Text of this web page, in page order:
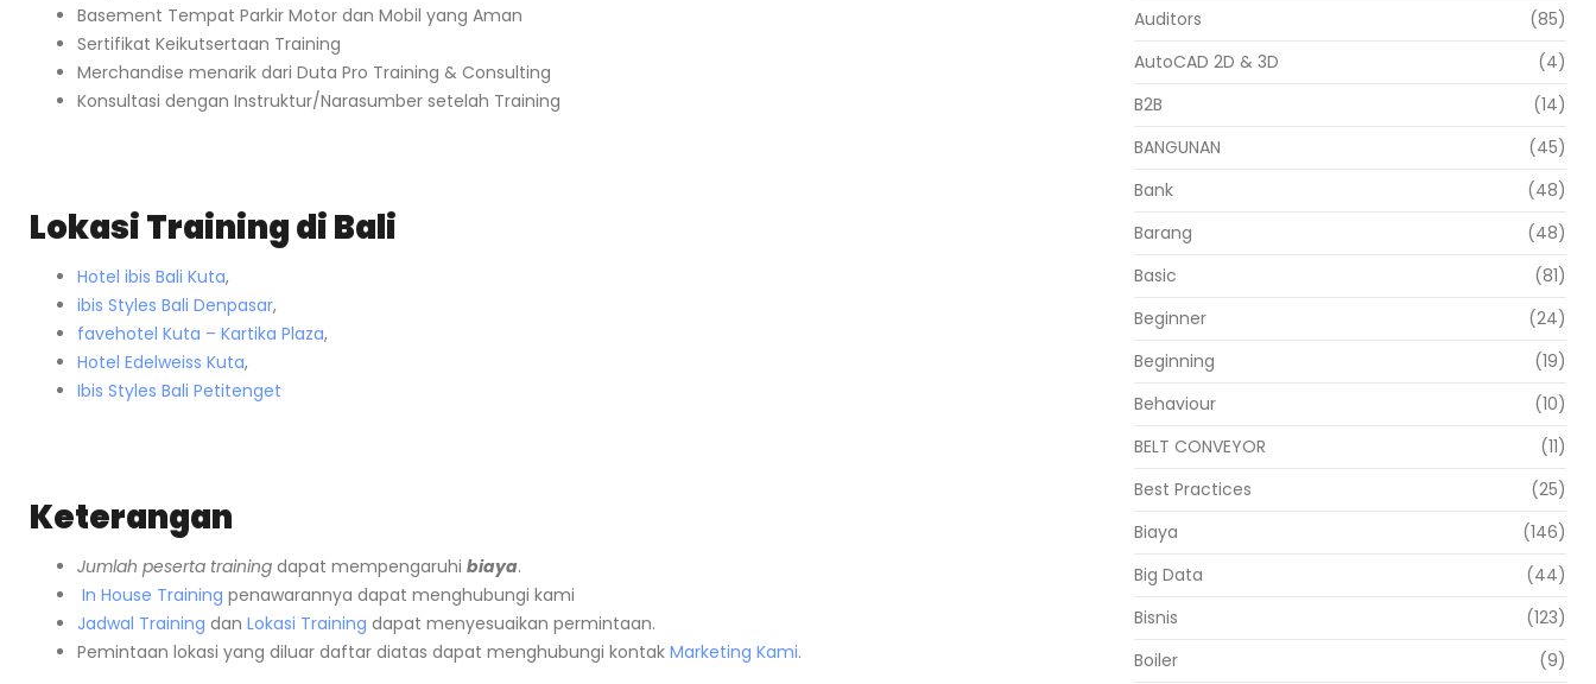
Basement Tempat Parkir Motor dan Mobil yang Aman
Sertifikat Keikutsertaan Training
Merchandise menarik dari Duta Pro Training & Consulting
Konsultasi dengan Instruktur/Narasumber setelah Training
Lokasi Training di Bali
Hotel ibis Bali Kuta,
ibis Styles Bali Denpasar,
favehotel Kuta – Kartika Plaza,
Hotel Edelweiss Kuta,
Ibis Styles Bali Petitenget
Keterangan
Jumlah peserta training dapat mempengaruhi biaya.
In House Training penawarannya dapat menghubungi kami
Jadwal Training dan Lokasi Training dapat menyesuaikan permintaan.
Pemintaan lokasi yang diluar daftar diatas dapat menghubungi kontak Marketing Kami.
Auditors
(85)
AutoCAD 2D & 3D
(4)
B2B
(14)
BANGUNAN
(45)
Bank
(48)
Barang
(48)
Basic
(81)
Beginner
(24)
Beginning
(19)
Behaviour
(10)
BELT CONVEYOR
(11)
Best Practices
(25)
Biaya
(146)
Big Data
(44)
Bisnis
(123)
Boiler
(9)